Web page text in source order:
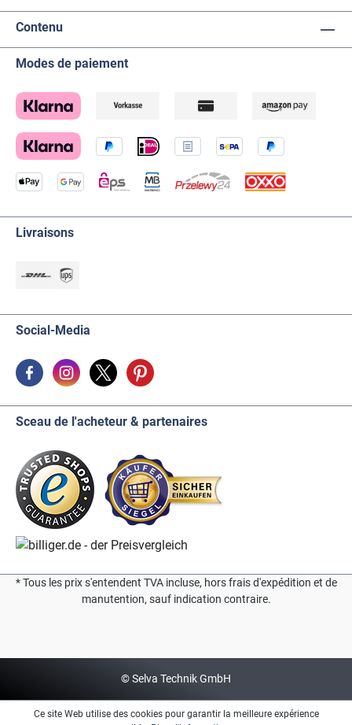
Contenu
Modes de paiement
Livraisons
Social-Media
Sceau de l'acheteur & partenaires
* Tous les prix s'entendent TVA incluse, hors frais d'expédition et de
manutention, sauf indication contraire.
© Selva Technik GmbH
Ce site Web utilise des cookies pour garantir la meilleure expérience